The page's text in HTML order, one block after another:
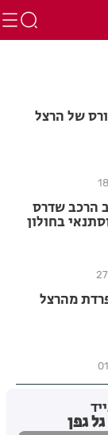
של הרצל
הרכב שדרס
בחולון
מהרצל
גפן